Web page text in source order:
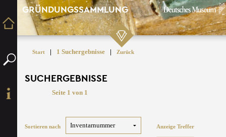
GRÜNDUNGSSAMMLUNG
Start | 1 Suchergebnisse | Zurück
SUCHERGEBNISSE
Seite 1 von 1
Sortieren nach Anzeige Treffer